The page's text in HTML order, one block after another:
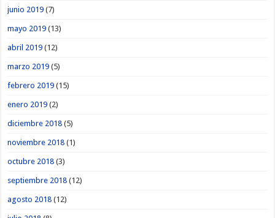
junio 2019 (7)
mayo 2019 (13)
abril 2019 (12)
marzo 2019 (5)
febrero 2019 (15)
enero 2019 (2)
diciembre 2018 (5)
noviembre 2018 (1)
octubre 2018 (3)
septiembre 2018 (12)
agosto 2018 (12)